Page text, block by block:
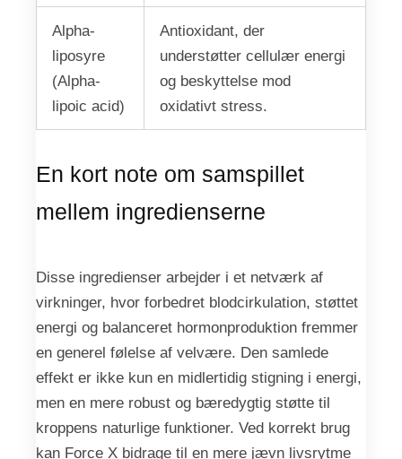
Alpha-
liposyre
(Alpha-
lipoic acid)
Antioxidant, der
understøtter cellulær energi
og beskyttelse mod
oxidativt stress.
En kort note om samspillet
mellem ingredienserne
Disse ingredienser arbejder i et netværk af
virkninger, hvor forbedret blodcirkulation, støttet
energi og balanceret hormonproduktion fremmer
en generel følelse af velvære. Den samlede
effekt er ikke kun en midlertidig stigning i energi,
men en mere robust og bæredygtig støtte til
kroppens naturlige funktioner. Ved korrekt brug
kan Force X bidrage til en mere jævn livsrytme